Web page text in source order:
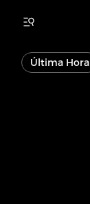
Última Hora